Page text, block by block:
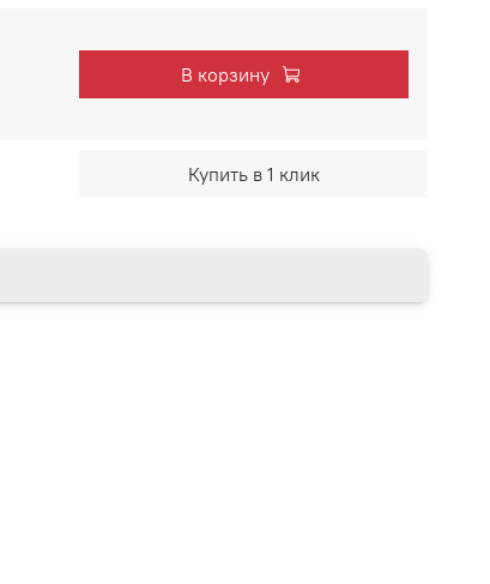
В корзину
Купить в 1 клик